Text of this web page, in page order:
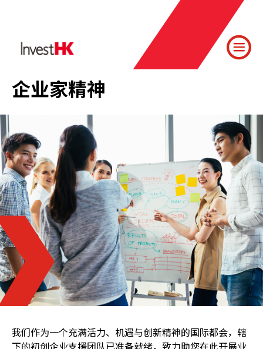
企业家精神
我们作为一个充满活力、机遇与创新精神的国际都会，辖